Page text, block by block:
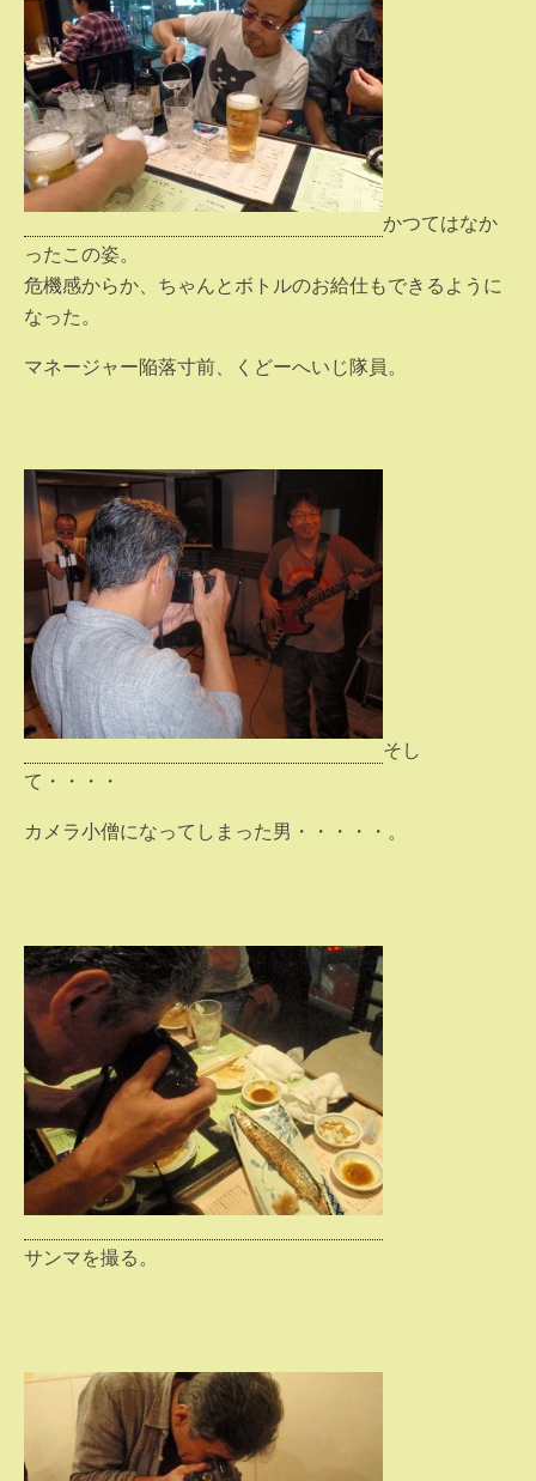
かつてはなか
ったこの姿。
危機感からか、ちゃんとボトルのお給仕もできるように
なった。
マネージャー陥落寸前、くどーへいじ隊員。
そし
て・・・・
カメラ小僧になってしまった男・・・・・。
サンマを撮る。